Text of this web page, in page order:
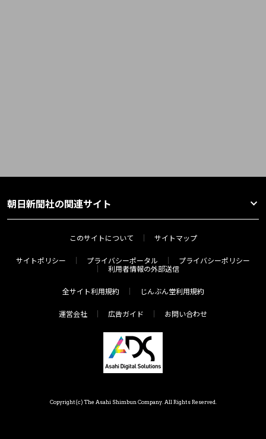
朝日新聞社の関連サイト
このサイトについて サイトマップ
サイトポリシー プライバシーポータル
プライバシーポリシー
利用者情報の外部送信
全サイト利用規約 じんぶん堂利用規約
運営会社 広告ガイド お問い合わせ
Copyright(c) The Asahi Shimbun Company. All Rights Reserved.